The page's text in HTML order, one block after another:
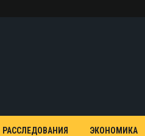
РАССЛЕДОВАНИЯ ЭКОНОМИКА